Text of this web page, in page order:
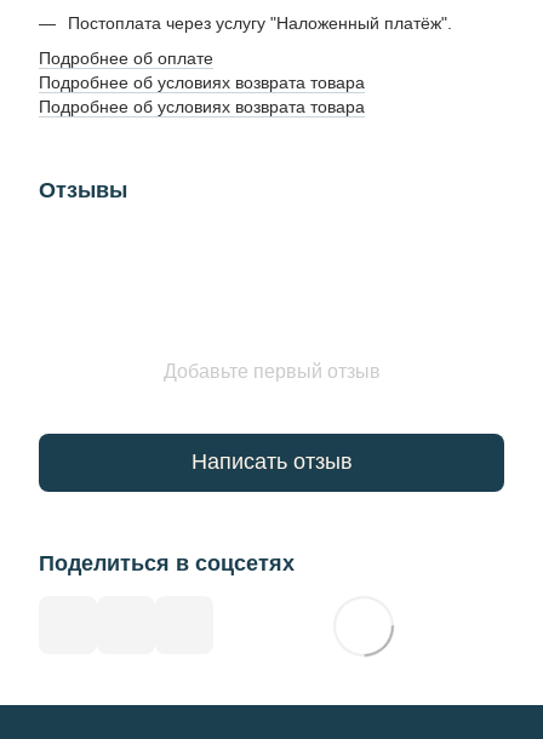
Постоплата через услугу "Наложенный платёж".
Подробнее об оплате
Подробнее об условиях возврата товара
Подробнее об условиях возврата товара
Отзывы
Добавьте первый отзыв
Написать отзыв
Поделиться в соцсетях